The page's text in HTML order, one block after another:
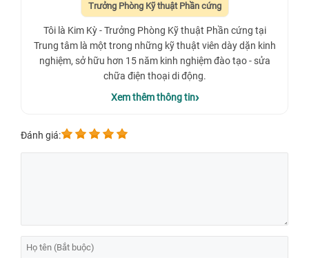
Trưởng Phòng Kỹ thuật Phần cứng
Tôi là Kim Kỳ - Trưởng Phòng Kỹ thuật Phần cứng tại
Trung tâm là một trong những kỹ thuật viên dày dặn kinh
nghiệm, sở hữu hơn 15 năm kinh nghiệm đào tạo - sửa
chữa điện thoại di động.
Xem thêm thông tin
Đánh giá: